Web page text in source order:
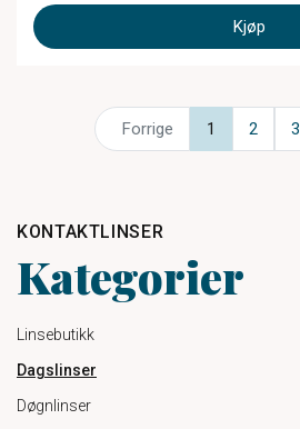
KONTAKTLINSER
Kategorier
Linsebutikk
Dagslinser
Døgnlinser
Kjøp
Forrige 1 2 3